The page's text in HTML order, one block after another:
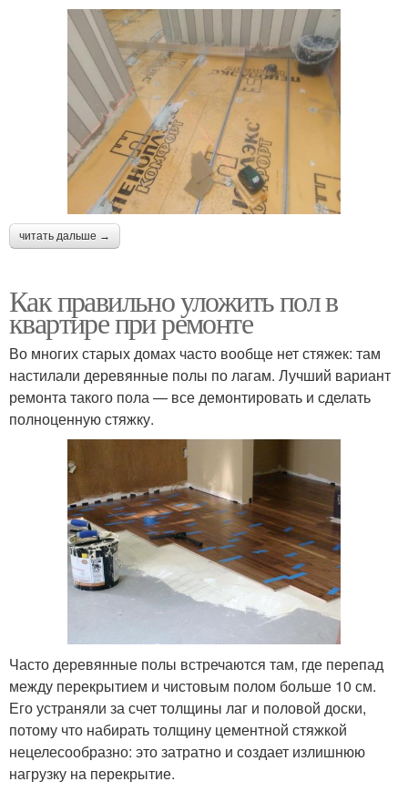
читать дальше →
Как правильно уложить пол в
квартире при ремонте
Во многих старых домах часто вообще нет стяжек: там
настилали деревянные полы по лагам. Лучший вариант
ремонта такого пола — все демонтировать и сделать
полноценную стяжку.
Часто деревянные полы встречаются там, где перепад
между перекрытием и чистовым полом больше 10 см.
Его устраняли за счет толщины лаг и половой доски,
потому что набирать толщину цементной стяжкой
нецелесообразно: это затратно и создает излишнюю
нагрузку на перекрытие.